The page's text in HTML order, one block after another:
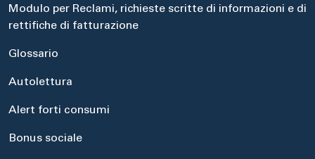
Modulo per Reclami, richieste scritte di informazioni e di
rettifiche di fatturazione
Glossario
Autolettura
Alert forti consumi
Bonus sociale